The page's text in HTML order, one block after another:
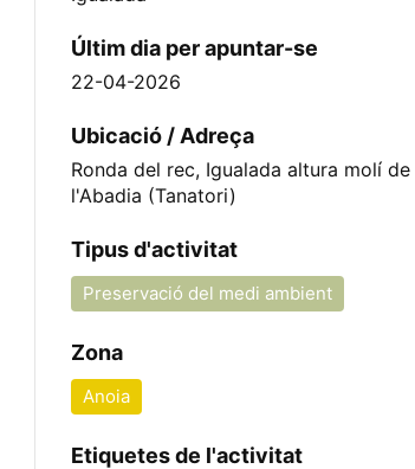
Últim dia per apuntar-se
22-04-2026
Ubicació / Adreça
Ronda del rec, Igualada altura molí de
l'Abadia (Tanatori)
Tipus d'activitat
Preservació del medi ambient
Zona
Anoia
Etiquetes de l'activitat